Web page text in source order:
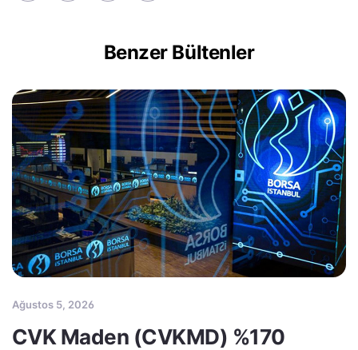
Benzer Bültenler
Ağustos 5, 2026
CVK Maden (CVKMD) %170